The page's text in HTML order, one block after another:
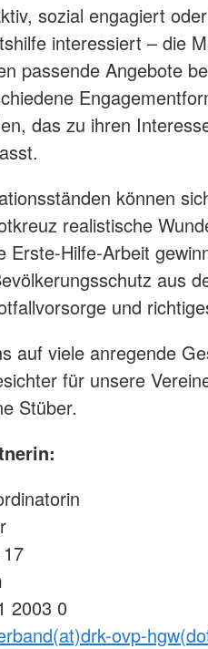
sozial engagiert
interessiert – die
passende Angebote
das zu ihren
können
realistische
Erste-Hilfe-Arbeit
aus
und
auf viele anregende
für unsere
Stüber.
2003 0
ovp-